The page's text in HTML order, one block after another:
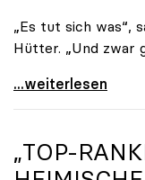
„Es tut sich was“,
Hütter. „Und zwar
Reges Interesse
...weiterlesen
„TOP-